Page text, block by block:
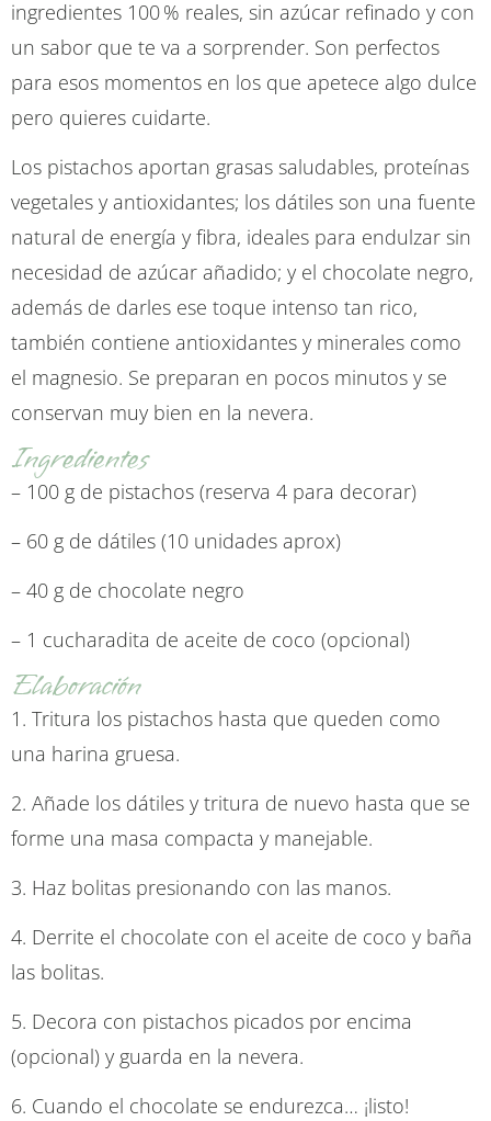
ingredientes 100 % reales, sin azúcar refinado y con
un sabor que te va a sorprender. Son perfectos
para esos momentos en los que apetece algo dulce
pero quieres cuidarte.
Los pistachos aportan grasas saludables, proteínas
vegetales y antioxidantes; los dátiles son una fuente
natural de energía y fibra, ideales para endulzar sin
necesidad de azúcar añadido; y el chocolate negro,
además de darles ese toque intenso tan rico,
también contiene antioxidantes y minerales como
el magnesio. Se preparan en pocos minutos y se
conservan muy bien en la nevera.
Ingredientes
– 100 g de pistachos (reserva 4 para decorar)
– 60 g de dátiles (10 unidades aprox)
– 40 g de chocolate negro
– 1 cucharadita de aceite de coco (opcional)
Elaboración
1. Tritura los pistachos hasta que queden como
una harina gruesa.
2. Añade los dátiles y tritura de nuevo hasta que se
forme una masa compacta y manejable.
3. Haz bolitas presionando con las manos.
4. Derrite el chocolate con el aceite de coco y baña
las bolitas.
5. Decora con pistachos picados por encima
(opcional) y guarda en la nevera.
6. Cuando el chocolate se endurezca… ¡listo!